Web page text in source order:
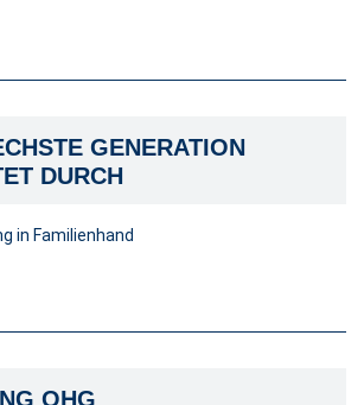
GENERATION
DURCH
in Familienhand
OHG